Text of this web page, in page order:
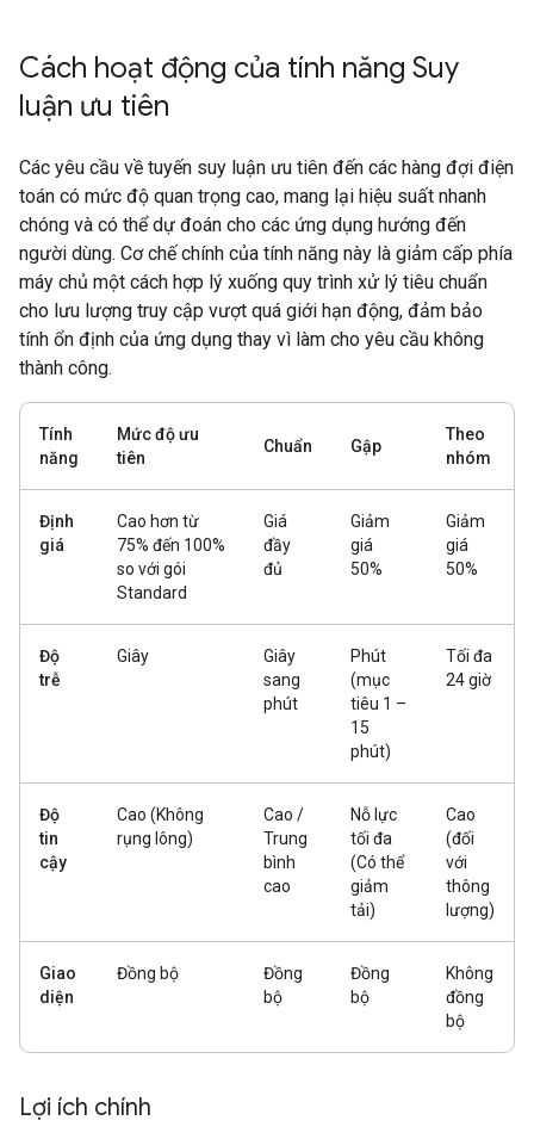
Cách hoạt động của tính năng Suy
luận ưu tiên
Các yêu cầu về tuyến suy luận ưu tiên đến các hàng đợi điện
toán có mức độ quan trọng cao, mang lại hiệu suất nhanh
chóng và có thể dự đoán cho các ứng dụng hướng đến
người dùng. Cơ chế chính của tính năng này là giảm cấp phía
máy chủ một cách hợp lý xuống quy trình xử lý tiêu chuẩn
cho lưu lượng truy cập vượt quá giới hạn động, đảm bảo
tính ổn định của ứng dụng thay vì làm cho yêu cầu không
thành công.
Tính
năng
Mức độ ưu
tiên
Chuẩn Gập
Theo
nhóm
Định
giá
Cao hơn từ
75% đến 100%
so với gói
Standard
Giá
đầy
đủ
Giảm
giá
50%
Giảm
giá
50%
Độ
trễ
Giây
Giây
sang
phút
Phút
(mục
tiêu 1 –
15
phút)
Tối đa
24 giờ
Độ
tin
cậy
Cao (Không
rụng lông)
Cao /
Trung
bình
cao
Nỗ lực
tối đa
(Có thể
giảm
tải)
Cao
(đối
với
thông
lượng)
Giao
diện
Đồng bộ
Đồng
bộ
Đồng
bộ
Không
đồng
bộ
Lợi ích chính